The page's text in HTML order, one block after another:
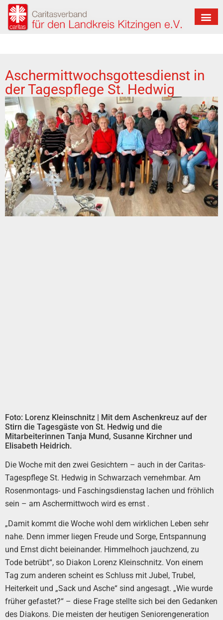
Aschermittwochsgottesdienst in
der Tagespflege St. Hedwig
Foto: Lorenz Kleinschnitz | Mit dem Aschenkreuz auf der
Stirn die Tagesgäste von St. Hedwig und die
Mitarbeiterinnen Tanja Mund, Susanne Kirchner und
Elisabeth Heidrich.
Die Woche mit den zwei Gesichtern – auch in der Caritas-
Tagespflege St. Hedwig in Schwarzach vernehmbar. Am
Rosenmontags- und Faschingsdienstag lachen und fröhlich
sein – am Aschermittwoch wird es ernst .
„Damit kommt die Woche wohl dem wirklichen Leben sehr
nahe. Denn immer liegen Freude und Sorge, Entspannung
und Ernst dicht beieinander. Himmelhoch jauchzend, zu
Tode betrübt“, so Diakon Lorenz Kleinschnitz. Von einem
Tag zum anderen scheint es Schluss mit Jubel, Trubel,
Heiterkeit und „Sack und Asche“ sind angesagt. „Wie wurde
früher gefastet?“ – diese Frage stellte sich bei den Gedanken
des Diakons. Die meisten der heutigen Seniorengeneration